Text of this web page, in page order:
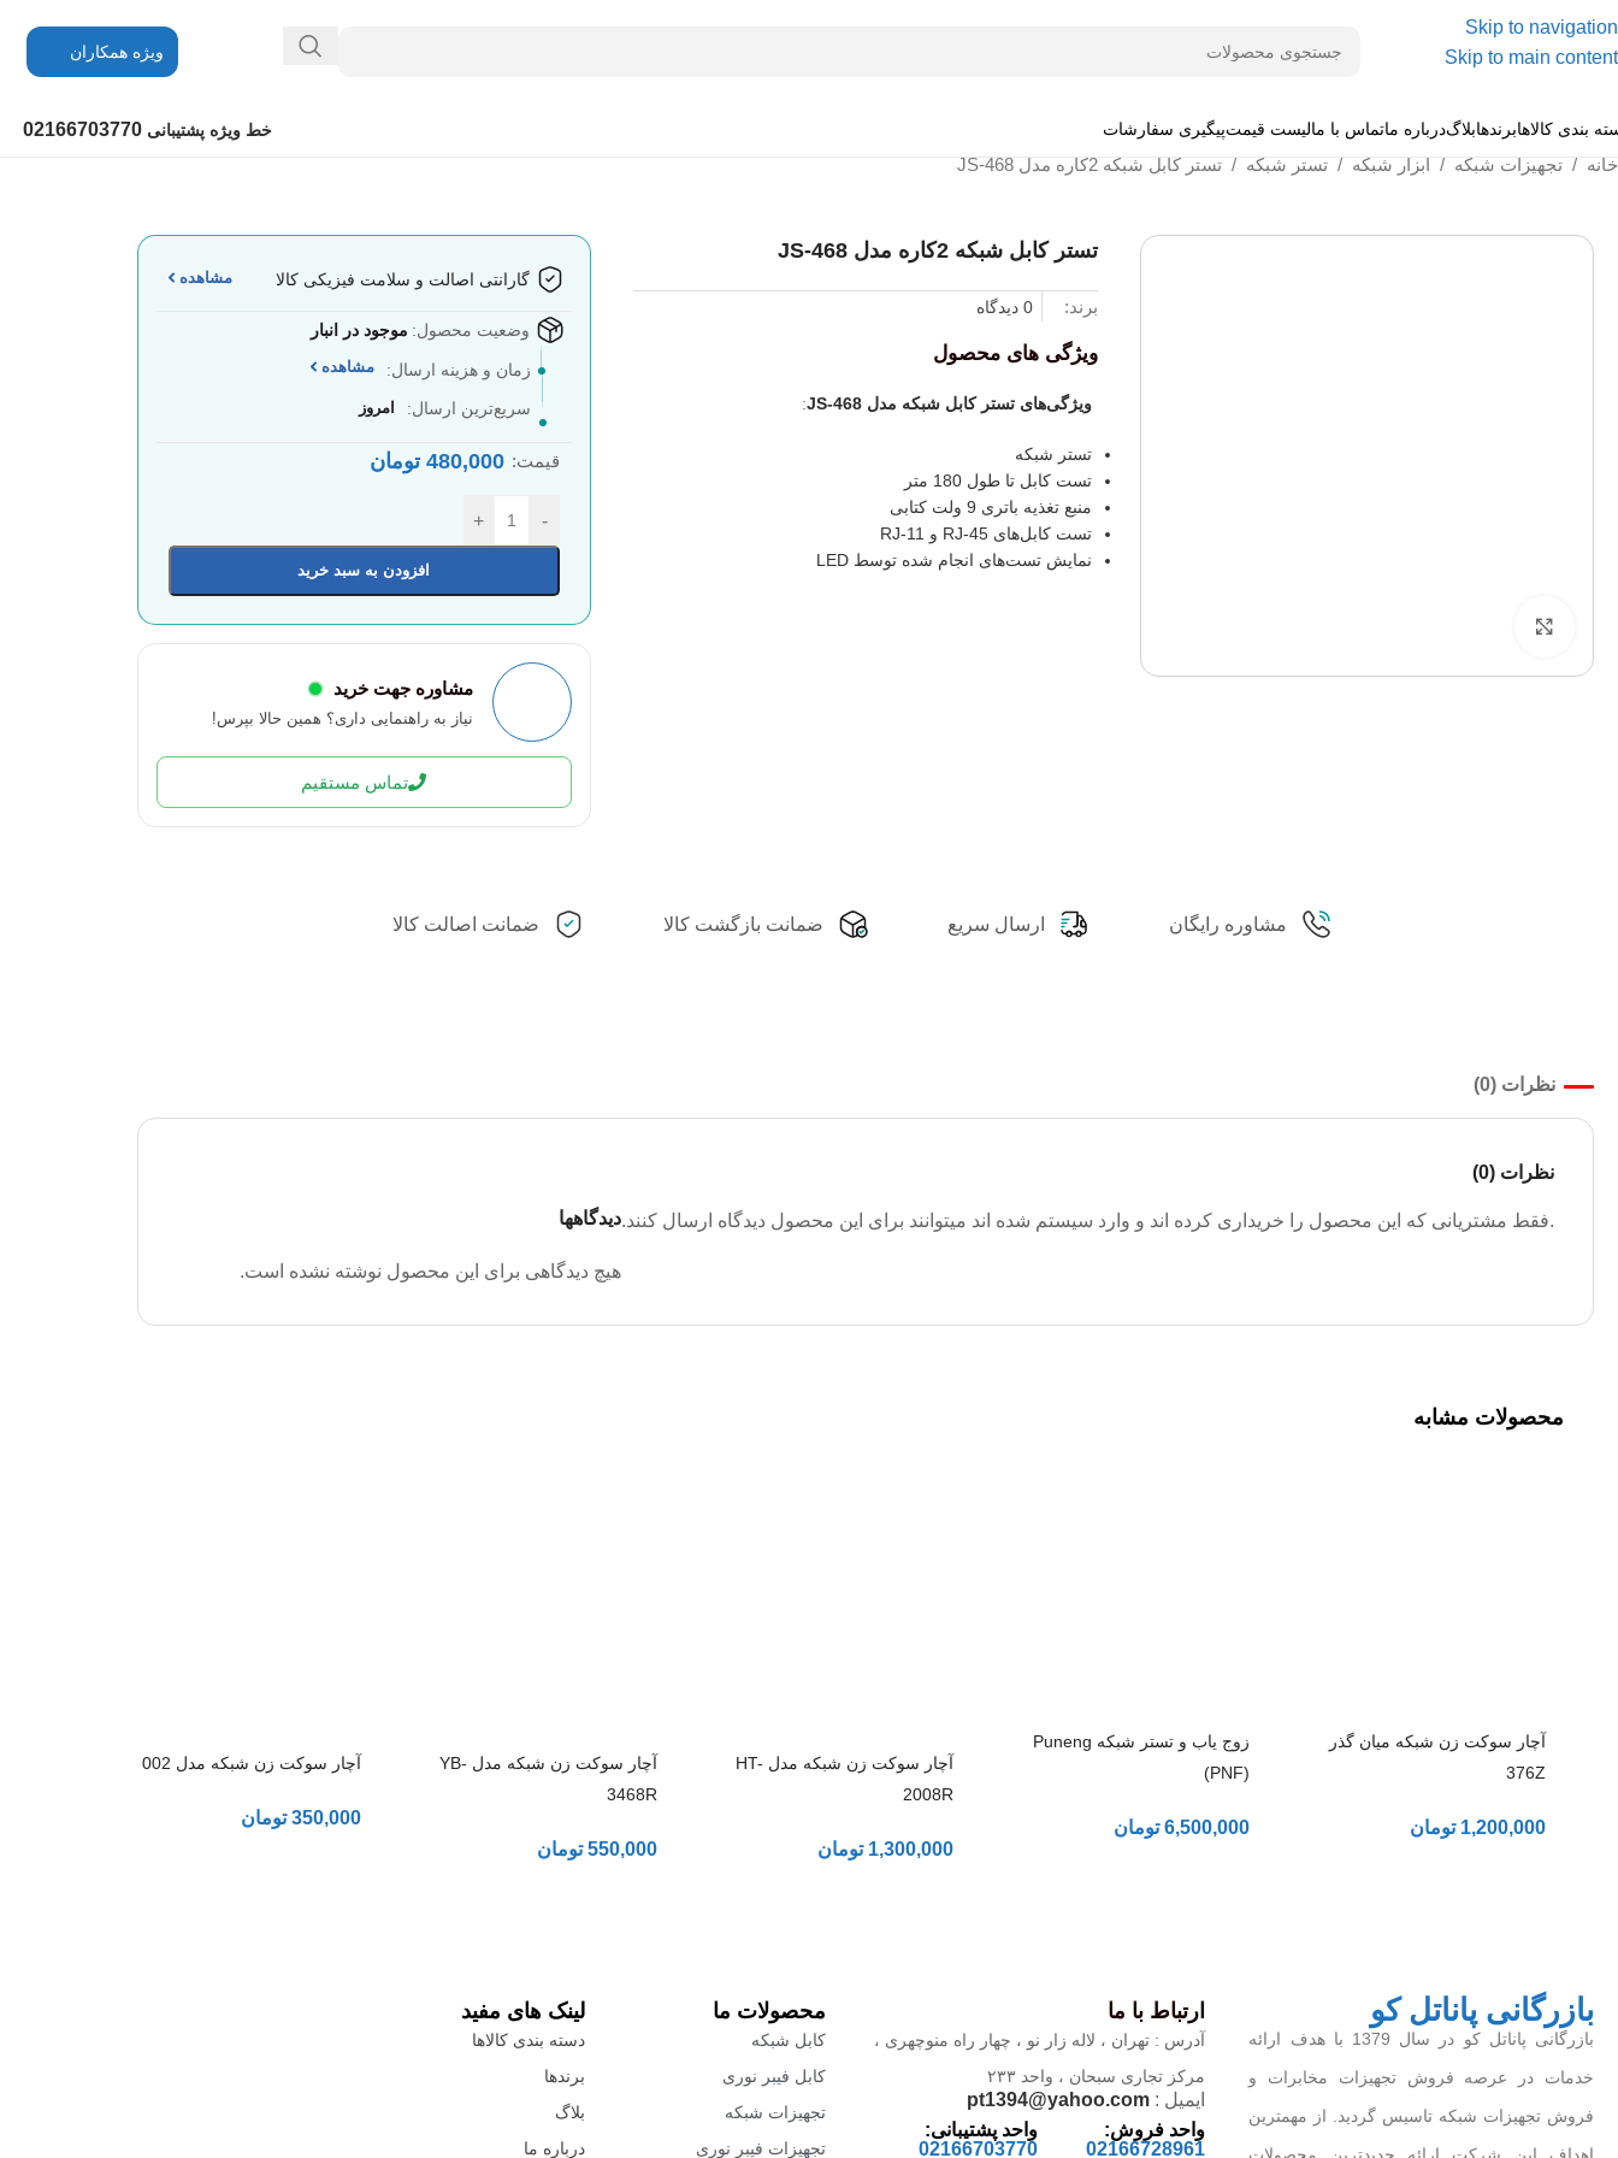
Skip to navigation
Skip to main content
ویژه همکاران
بندی کالاهابرندهابلاگدرباره ماتماس با مالیست قیمتپیگیری سفارشات خط ویژه پشتیبانی 02166703770
خانه / تجهیزات شبکه / ابزار شبکه / تستر شبکه / تستر کابل شبکه 2کاره مدل JS-468
تستر کابل شبکه 2کاره مدل JS-468
برند: 0 دیدگاه
ویژگی های محصول
ویژگی‌های تستر کابل شبکه مدل JS-468 :
تستر شبکه
تست کابل تا طول 180 متر
منبع تغذیه باتری 9 ولت کتابی
تست کابل‌های RJ-45 و RJ-11
نمایش تست‌های انجام شده توسط LED
گارانتی اصالت و سلامت فیزیکی کالا مشاهده
وضعیت محصول: موجود در انبار
زمان و هزینه ارسال: مشاهده
سریع‌ترین ارسال: امروز
قیمت: 480,000 تومان
-
+
افزودن به سبد خرید
مشاوره جهت خرید
نیاز به راهنمایی داری؟ همین حالا بپرس!
تماس مستقیم
مشاوره رایگان ارسال سریع ضمانت بازگشت کالا ضمانت اصالت کالا
نظرات (0)
نظرات (0)
دیدگاهها
هیچ دیدگاهی برای این محصول نوشته نشده است.
.فقط مشتریانی که این محصول را خریداری کرده اند و وارد سیستم شده اند میتوانند برای این محصول دیدگاه ارسال کنند.
محصولات مشابه
آچار سوکت زن شبکه میان گذر
376Z
1,200,000 تومان
زوج یاب و تستر شبکه Puneng
(PNF)
6,500,000 تومان
آچار سوکت زن شبکه مدل HT-
2008R
1,300,000 تومان
آچار سوکت زن شبکه مدل YB-
3468R
550,000 تومان
آچار سوکت زن شبکه مدل 002
350,000 تومان
بازرگانی پاناتل کو
بازرگانی پاناتل کو در سال 1379 با هدف ارائه
خدمات در عرصه فروش تجهیزات مخابرات و
فروش تجهیزات شبکه تاسیس گردید. از مهمترین
اهداف این شرکت ارائه جدیدترین محصولات
ارتباط با ما
آدرس : تهران ، لاله زار نو ، چهار راه منوچهری ،
مرکز تجاری سبحان ، واحد ۲۳۳
ایمیل : pt1394@yahoo.com
واحد فروش:
02166728961
واحد پشتیبانی:
02166703770
محصولات ما
کابل شبکه
کابل فیبر نوری
تجهیزات شبکه
تجهیزات فیبر نوری
لینک های مفید
دسته بندی کالاها
برندها
بلاگ
درباره ما